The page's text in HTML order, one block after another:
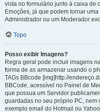
vista no formulário junto à caixa de
Emoções, já que podem tornar
Administrador ou um Moderador
Topo
Posso exibir Imagens?
Regra geral pode incluir imagens
forma de as armazenar usando o
TAGs BBcode [img]http://
BBCode, acessível no Painel de
que possua um Servidor
guardadas no seu próprio PC, nem
exemplo email do Hotmail ou